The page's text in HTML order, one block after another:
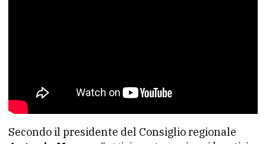
Secondo il presidente del Consiglio regionale